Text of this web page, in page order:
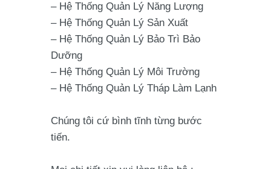
– Hệ Thống Quản Lý Năng Lượng
– Hệ Thống Quản Lý Sản Xuất
– Hệ Thống Quản Lý Bảo Trì Bảo
Dưỡng
– Hệ Thống Quản Lý Môi Trường
– Hệ Thống Quản Lý Tháp Làm Lạnh
Chúng tôi cứ bình tĩnh từng bước
tiến.